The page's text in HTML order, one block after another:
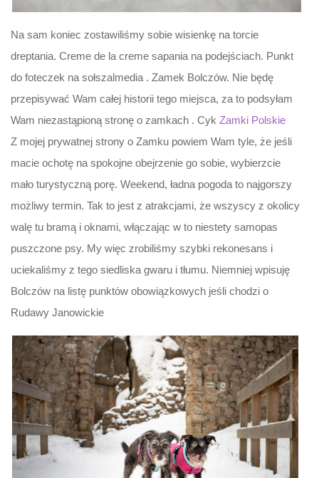
Na sam koniec zostawiliśmy sobie wisienkę na torcie
dreptania. Creme de la creme sapania na podejściach. Punkt
do foteczek na sołszalmedia . Zamek Bolczów. Nie będę
przepisywać Wam całej historii tego miejsca, za to podsyłam
Wam niezastąpioną stronę o zamkach . Cyk Zamki Polskie
Z mojej prywatnej strony o Zamku powiem Wam tyle, że jeśli
macie ochotę na spokojne obejrzenie go sobie, wybierzcie
mało turystyczną porę. Weekend, ładna pogoda to najgorszy
możliwy termin. Tak to jest z atrakcjami, że wszyscy z okolicy
walę tu bramą i oknami, włączając w to niestety samopas
puszczone psy. My więc zrobiliśmy szybki rekonesans i
uciekaliśmy z tego siedliska gwaru i tłumu. Niemniej wpisuję
Bolczów na listę punktów obowiązkowych jeśli chodzi o
Rudawy Janowickie